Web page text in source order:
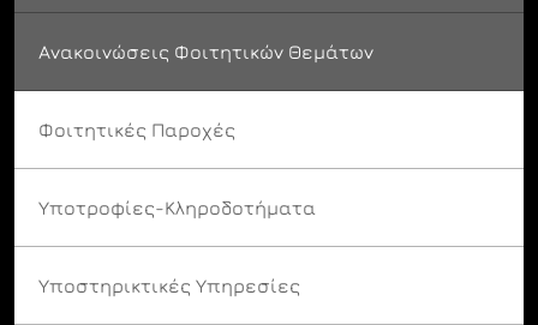
Ανακοινώσεις Φοιτητικών Θεμάτων
Φοιτητικές Παροχές
Υποτροφίες-Κληροδοτήματα
Υποστηρικτικές Υπηρεσίες